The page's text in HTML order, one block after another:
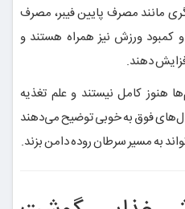
مانند مصرف پایین فیبر، مصرف
کمبود ورزش نیز همراه هستند و
دهند.
هنوز کامل نیستند و علم تغذیه
فوق به خوبی توضیح می‌دهند
به مسیر سرطان روده دامن بزند.